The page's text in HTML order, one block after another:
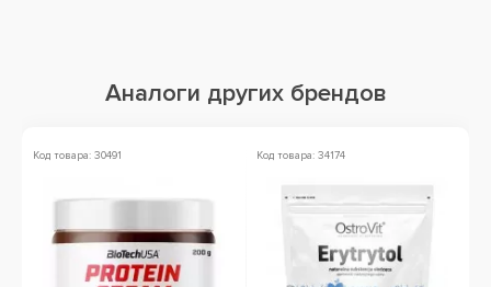
Аналоги других брендов
Код товара: 30491 Код товара: 34174